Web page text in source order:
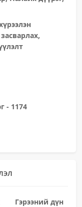
- 1174
Гэрээний дүн